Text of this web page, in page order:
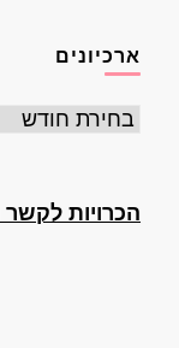
ארכיונים
ארכיונים
הכרויות לקשר